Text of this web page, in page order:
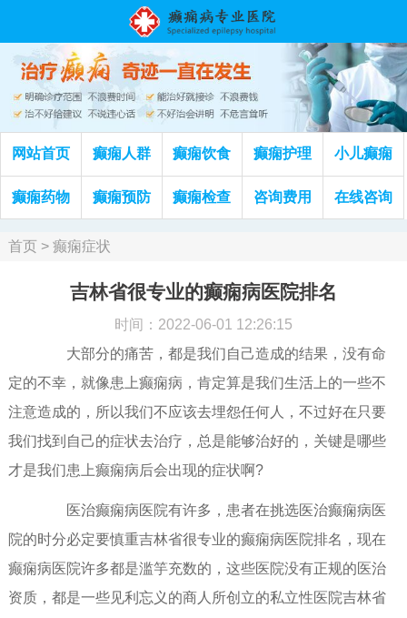
网站首页 癫痫人群 癫痫饮食 癫痫护理 小儿癫痫
癫痫药物 癫痫预防 癫痫检查 咨询费用 在线咨询
首页> 癫痫症状
吉林省很专业的癫痫病医院排名
时间：2022-06-01 12:26:15
大部分的痛苦，都是我们自己造成的结果，没有命
定的不幸，就像患上癫痫病，肯定算是我们生活上的一些不
注意造成的，所以我们不应该去埋怨任何人，不过好在只要
我们找到自己的症状去治疗，总是能够治好的，关键是哪些
才是我们患上癫痫病后会出现的症状啊?
医治癫痫病医院有许多，患者在挑选医治癫痫病医
院的时分必定要慎重吉林省很专业的癫痫病医院排名，现在
癫痫病医院许多都是滥竽充数的，这些医院没有正规的医治
资质，都是一些见利忘义的商人所创立的私立性医院吉林省